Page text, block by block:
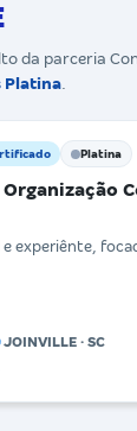
da parceria
Platina.
Platina
e experiênte,
JOINVILLE · SC